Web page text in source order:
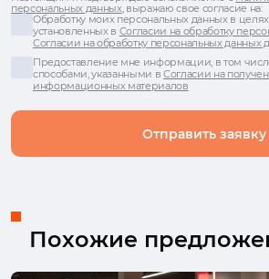
Отправить заявку
персональных данных, выражаю свое согласие на:
Обработку моих персональных данных в
установленных в Согласии на обработку
Согласии на обработку персональных данных
Предоставление мне информации, в том
способами, указанными вСогласии на
информационных материалов
Похожие